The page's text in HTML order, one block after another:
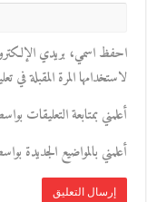
احفظ اسمي، بريدي
لاستخدامها المرة المقبلة في
أعلمني بمتابعة التعليقات
أعلمني بالمواضيع الجديدة